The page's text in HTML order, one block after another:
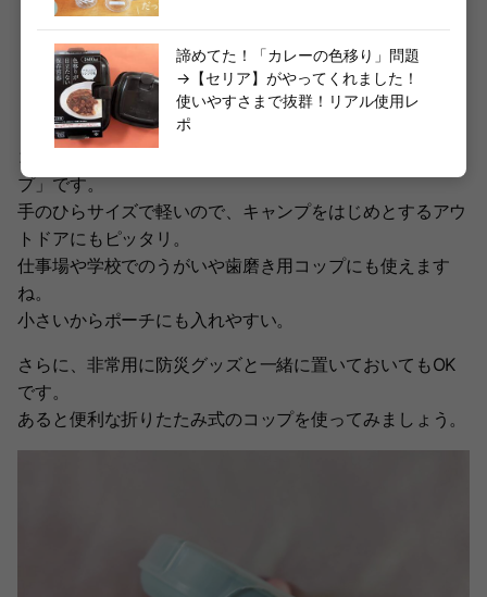
・価格：110円(税込)
・容量:約80ml
・サイズ：約幅6.7cm×高さ2cm×奥行7cm
・耐熱/耐冷温度：本体-20度〜140度
プ」です。
手のひらサイズで軽いので、キャンプをはじめとするアウ
トドアにもピッタリ。
仕事場や学校でのうがいや歯磨き用コップにも使えます
ね。
小さいからポーチにも入れやすい。
さらに、非常用に防災グッズと一緒に置いておいてもOK
です。
あると便利な折りたたみ式のコップを使ってみましょう。
諦めてた！「カレーの色移り」問題
→【セリア】がやってくれました！
使いやすさまで抜群！リアル使用レ
ポ